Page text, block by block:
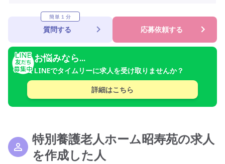
簡単１分
質問する 応募依頼する
お悩みなら...
LINEでタイムリーに求人を受け取りませんか？
詳細はこちら
特別養護老人ホーム昭寿苑の求人
を作成した人